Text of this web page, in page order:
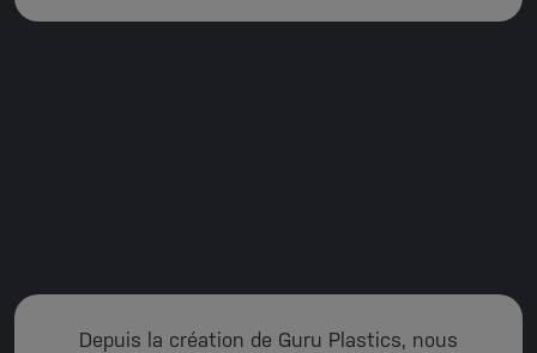
Depuis la création de Guru Plastics, nous